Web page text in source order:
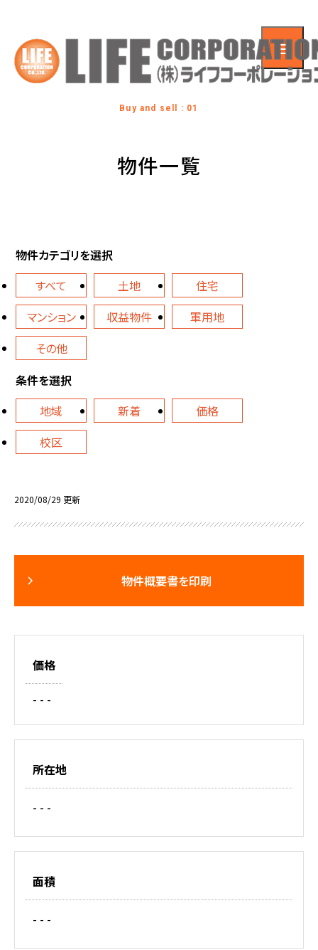
Buy and sell : 01
物件一覧
物件カテゴリを選択
すべて
土地
住宅
マンション
収益物件
軍用地
その他
条件を選択
地域
新着
価格
校区
2020/08/29 更新
物件概要書を印刷
価格
- - -
所在地
- - -
面積
- - -